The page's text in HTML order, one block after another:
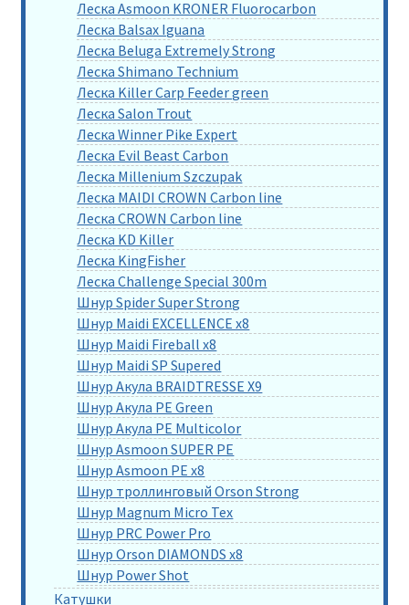
Леска Asmoon KRONER Fluorocarbon
Леска Balsax Iguana
Леска Beluga Extremely Strong
Леска Shimano Technium
Леска Killer Carp Feeder green
Леска Salon Trout
Леска Winner Pike Expert
Леска Evil Beast Carbon
Леска Millenium Szczupak
Леска MAIDI CROWN Carbon line
Леска CROWN Carbon line
Леска KD Killer
Леска KingFisher
Леска Challenge Special 300m
Шнур Spider Super Strong
Шнур Maidi EXCELLENCE x8
Шнур Maidi Fireball x8
Шнур Maidi SP Supered
Шнур Акула BRAIDTRESSE X9
Шнур Акула PE Green
Шнур Акула PE Multicolor
Шнур Asmoon SUPER PE
Шнур Asmoon PE x8
Шнур троллинговый Orson Strong
Шнур Magnum Micro Tex
Шнур PRC Power Pro
Шнур Orson DIAMONDS x8
Шнур Power Shot
Катушки